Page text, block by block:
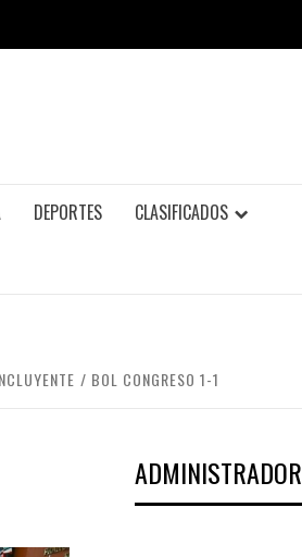
DEPORTES CLASIFICADOS
BOL CONGRESO 1-1
ADMINISTRADOR